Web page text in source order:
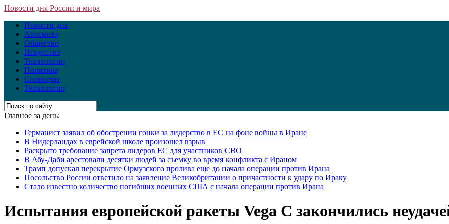
Новости дня России и мира
Новости дня
Автомото
Общество
Искусство
Технологии
Политика
Спонсоры
Технологии
Главное за день:
Германист заявил об обострении гонки за лидерство в ЕС на фоне войны в Иране
В Нидерландах в еврейской школе произошел взрыв
Раскрыто требование запрета лидеров ЕС для участников СВО
В Абу-Даби арестовали десятки людей за съемку во время конфликта с Ираном
Трамп допускал перекрытие Ормузского пролива еще до начала операции против Ирана
Посольство России ответило на заявление Великобритании о причастности к удару по Ираку
Стало известно количество погибших военных США с начала операции против Ирана
Испытания европейской ракеты Vega C закончились